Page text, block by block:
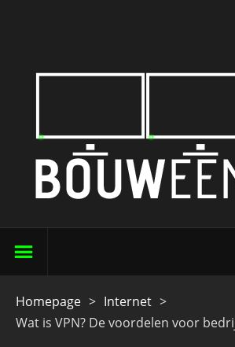
Homepage > Internet >
Wat is VPN? De voordelen voor